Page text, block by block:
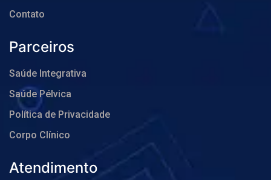
Contato
Parceiros
Saúde Integrativa
Saúde Pélvica
Política de Privacidade
Corpo Clínico
Atendimento